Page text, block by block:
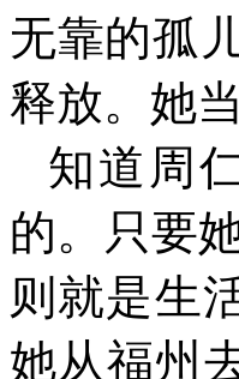
无靠的孤
释放。她
知道周
的。只要
则就是生
她从福州